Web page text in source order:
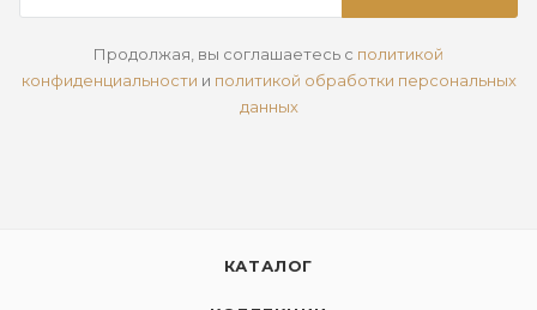
Продолжая, вы соглашаетесь с политикой
конфиденциальности и политикой обработки персональных
данных
КАТАЛОГ